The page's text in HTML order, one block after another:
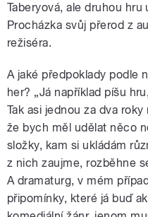
Taberyová, ale druhou hru
Procházka svůj přerod z
režiséra.
A jaké předpoklady podle
her? „Já například píšu
Tak asi jednou za dva
že bych měl udělat něco
složky, kam si ukládám
z nich zaujme, rozběhne
A dramaturg, v mém
připomínky, které já buď